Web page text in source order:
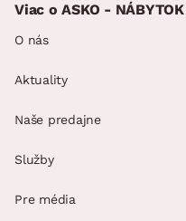
Viac o ASKO - NÁBYTOK
O nás
Aktuality
Naše predajne
Služby
Pre média